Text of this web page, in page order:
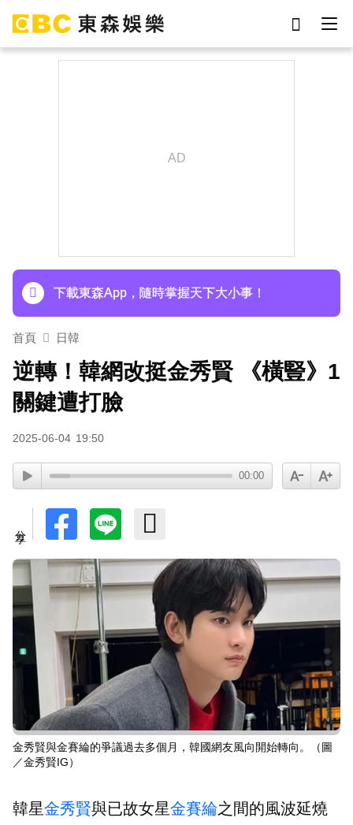
下載東森App，隨時掌握天下大小事！
首頁 日韓
逆轉！韓網改挺金秀賢 《橫豎》1
關鍵遭打臉
2025-06-04 19:50
00:00
金秀賢與金賽綸的爭議過去多個月，韓國網友風向開始轉向。（圖
／金秀賢IG）
韓星金秀賢與已故女星金賽綸之間的風波延燒